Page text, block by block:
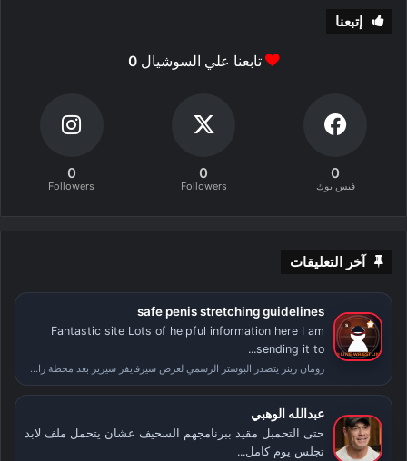
إتبعنا
تابعنا علي السوشيال0
0
فيس بوك
0
Followers
0
Followers
آخر التعليقات
safe penis stretching guidelines
Fantastic site Lots of helpful information here I am
sending it to...
رومان رينز يتصدر البوستر الرسمي لعرض سيرفايفر سيريز بعد محطة راسلمينيا
عبدالله الوهبي
حتى التحمبل مقيد ببرنامجهم السحيف عشان يتحمل ملف لابد
تجلس يوم كامل...